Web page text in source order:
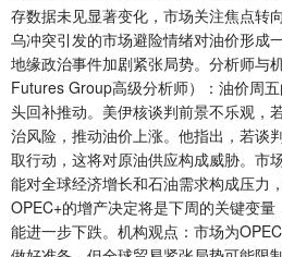
存数据未见显著变化，市场关注焦点转
乌冲突引发的市场避险情绪对油价形成
地缘政治事件加剧紧张局势。分析师与
Futures Group高级分析师）：油价周
头回补推动。美伊核谈判前景不乐观，
治风险，推动油价上涨。他指出，若谈
取行动，这将对原油供应构成威胁。市
能对全球经济增长和石油需求构成压力
OPEC+的增产决定将是下周的关键变
能进一步下跌。机构观点：市场为